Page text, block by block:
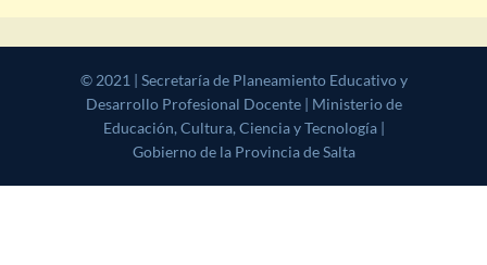
© 2021 | Secretaría de Planeamiento Educativo y Desarrollo
Profesional Docente | Ministerio de Educación, Cultura, Ciencia y
Tecnología | Gobierno de la Provincia de Salta|CoverNews
themes.